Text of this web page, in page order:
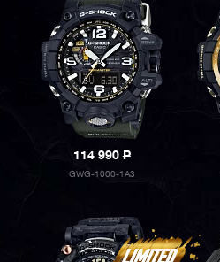
114 990P
GWG-1000-1A3